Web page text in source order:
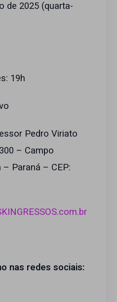
de 2025 (quarta-
19h
Pedro Viriato
– Campo
Paraná – CEP:
nas redes sociais: